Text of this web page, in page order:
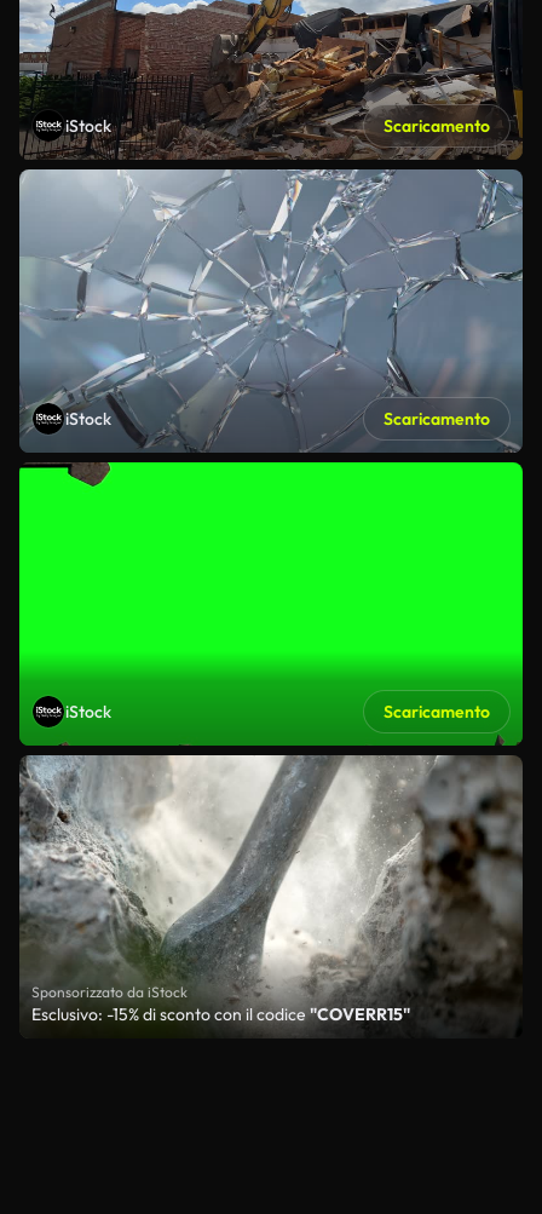
iStock Scaricamento
iStock Scaricamento
iStock Scaricamento
Sponsorizzato da iStock
Esclusivo: -15% di sconto con il codice"COVERR15"